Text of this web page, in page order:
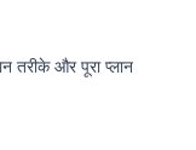
तरीके और पूरा प्लान